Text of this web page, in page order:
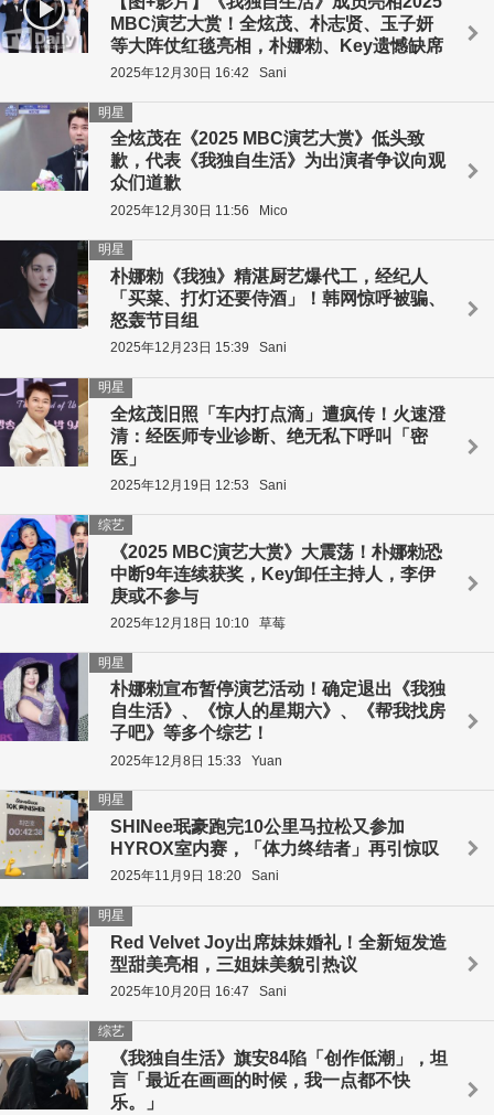
MBC演艺大赏！全炫茂、朴志贤、玉子妍
等大阵仗红毯亮相，朴娜勑、Key遗憾缺席
2025年12月30日 16:42 Sani
全炫茂在《2025 MBC演艺大赏》低头致
歉，代表《我独自生活》为出演者争议向观
众们道歉
明星
2025年12月30日 11:56 Mico
朴娜勑《我独》精湛厨艺爆代工，经纪人
「买菜、打灯还要侍酒」！韩网惊呼被骗、
怒轰节目组
明星
2025年12月23日 15:39 Sani
全炫茂旧照「车内打点滴」遭疯传！火速澄
清：经医师专业诊断、绝无私下呼叫「密
医」
明星
2025年12月19日 12:53 Sani
《2025 MBC演艺大赏》大震荡！朴娜勑恐
中断9年连续获奖，Key卸任主持人，李伊
庚或不参与
综艺
2025年12月18日 10:10 草莓
朴娜勑宣布暂停演艺活动！确定退出《我独
自生活》、《惊人的星期六》、《帮我找房
子吧》等多个综艺！
明星
2025年12月8日 15:33 Yuan
SHINee珉豪跑完10公里马拉松又参加
HYROX室内赛，「体力终结者」再引惊叹
明星
2025年11月9日 18:20 Sani
Red Velvet Joy出席妹妹婚礼！全新短发造
型甜美亮相，三姐妹美貌引热议
明星
2025年10月20日 16:47 Sani
《我独自生活》旗安84陷「创作低潮」，坦
言「最近在画画的时候，我一点都不快
乐。」
综艺